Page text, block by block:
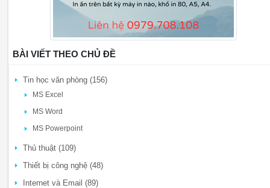
BÀI VIẾT THEO CHỦ ĐỀ
Tin học văn phòng (156)
MS Excel
MS Word
MS Powerpoint
Thủ thuật (109)
Thiết bị công nghệ (48)
Internet và Email (89)